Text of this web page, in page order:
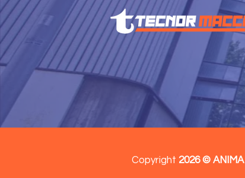
Copyright 2026 © ANIMA